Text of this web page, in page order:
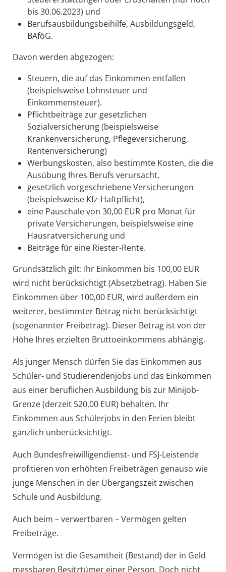
bis 30.06.2023) und
Berufsausbildungsbeihilfe, Ausbildungsgeld,
BAföG.
Davon werden abgezogen:
Steuern, die auf das Einkommen entfallen
(beispielsweise Lohnsteuer und
Einkommensteuer).
Pflichtbeiträge zur gesetzlichen
Sozialversicherung (beispielsweise
Krankenversicherung, Pflegeversicherung,
Rentenversicherung)
Werbungskosten, also bestimmte Kosten, die die
Ausübung Ihres Berufs verursacht,
gesetzlich vorgeschriebene Versicherungen
(beispielsweise Kfz-Haftpflicht),
eine Pauschale von 30,00 EUR pro Monat für
private Versicherungen, beispielsweise eine
Hausratversicherung und
Beiträge für eine Riester-Rente.
Grundsätzlich gilt: Ihr Einkommen bis 100,00 EUR
wird nicht berücksichtigt (Absetzbetrag). Haben Sie
Einkommen über 100,00 EUR, wird außerdem ein
weiterer, bestimmter Betrag nicht berücksichtigt
(sogenannter Freibetrag). Dieser Betrag ist von der
Höhe Ihres erzielten Bruttoeinkommens abhängig.
Als junger Mensch dürfen Sie das Einkommen aus
Schüler- und Studierendenjobs und das Einkommen
aus einer beruflichen Ausbildung bis zur Minijob-
Grenze (derzeit 520,00 EUR) behalten. Ihr
Einkommen aus Schülerjobs in den Ferien bleibt
gänzlich unberücksichtigt.
Auch Bundesfreiwilligendienst- und FSJ-Leistende
profitieren von erhöhten Freibeträgen genauso wie
junge Menschen in der Übergangszeit zwischen
Schule und Ausbildung.
Auch beim – verwertbaren – Vermögen gelten
Freibeträge.
Vermögen ist die Gesamtheit (Bestand) der in Geld
messbaren Besitztümer einer Person. Doch nicht